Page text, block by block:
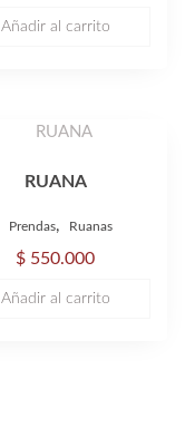
Añadir al carrito
RUANA
Prendas, Ruanas
$ 550.000
Añadir al carrito